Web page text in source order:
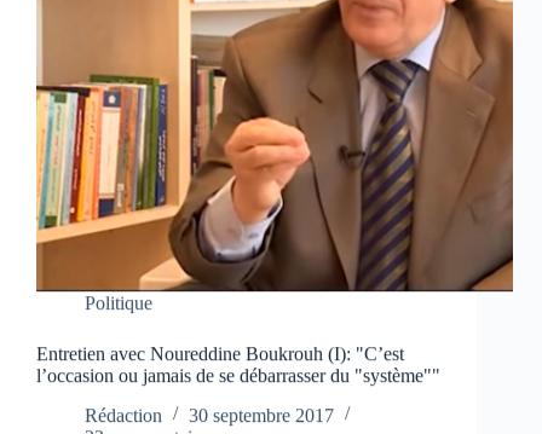
Politique
Entretien avec Noureddine Boukrouh (I): "C’est
l’occasion ou jamais de se débarrasser du "système""
Rédaction
30 septembre 2017